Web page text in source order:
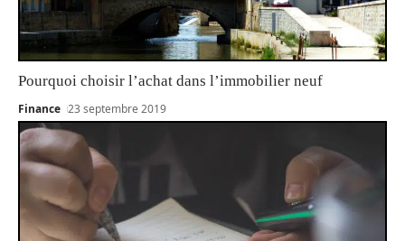
Pourquoi choisir l’achat dans l’immobilier neuf
Finance 23 septembre 2019